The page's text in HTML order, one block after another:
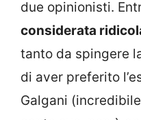
due opinionisti.
considerata
tanto da spingere
di aver preferito
Galgani